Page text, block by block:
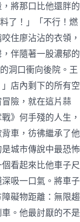
將那口比他還胖的
了！」「不行！燃
住廖沾沾的衣領，
伴隨著一股濃郁的
洞口衝向後院。王
店內剩下的所有空
險，就在這片蒜
》何手殘的人生，
車，彷彿繼承了他
城市傳說中最恐怖
看起來比他車子尺
吸一口氣。將車子
礙物距離：無限趨
。他最討厭的不是